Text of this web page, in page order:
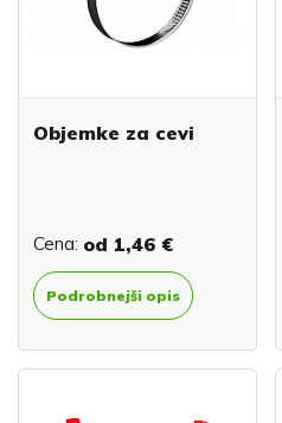
Objemke za cevi
Cena: od 1,46 €
Podrobnejši opis